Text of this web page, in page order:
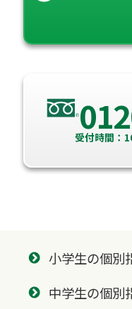
受付時間：
小学生の個別
中学生の個別